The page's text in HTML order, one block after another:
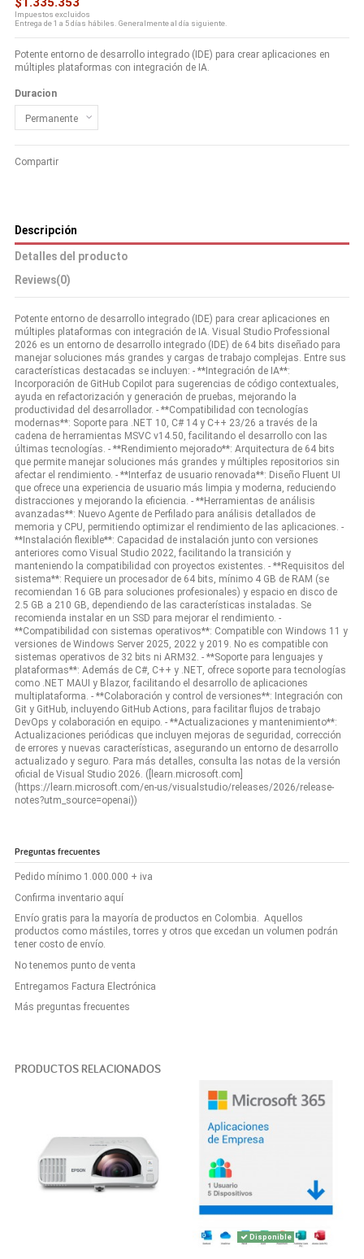
Impuestos excluidos
Entrega de 1 a 5 días hábiles. Generalmente al día siguiente.
Potente entorno de desarrollo integrado (IDE) para crear aplicaciones en
múltiples plataformas con integración de IA.
Duracion
Compartir
Descripción
Detalles del producto
Reviews(0)
Potente entorno de desarrollo integrado (IDE) para crear aplicaciones en
múltiples plataformas con integración de IA. Visual Studio Professional
2026 es un entorno de desarrollo integrado (IDE) de 64 bits diseñado para
manejar soluciones más grandes y cargas de trabajo complejas. Entre sus
características destacadas se incluyen: - **Integración de IA**:
Incorporación de GitHub Copilot para sugerencias de código contextuales,
ayuda en refactorización y generación de pruebas, mejorando la
productividad del desarrollador. - **Compatibilidad con tecnologías
modernas**: Soporte para .NET 10, C# 14 y C++ 23/26 a través de la
cadena de herramientas MSVC v14.50, facilitando el desarrollo con las
últimas tecnologías. - **Rendimiento mejorado**: Arquitectura de 64 bits
que permite manejar soluciones más grandes y múltiples repositorios sin
afectar el rendimiento. - **Interfaz de usuario renovada**: Diseño Fluent UI
que ofrece una experiencia de usuario más limpia y moderna, reduciendo
distracciones y mejorando la eficiencia. - **Herramientas de análisis
avanzadas**: Nuevo Agente de Perfilado para análisis detallados de
memoria y CPU, permitiendo optimizar el rendimiento de las aplicaciones. -
**Instalación flexible**: Capacidad de instalación junto con versiones
anteriores como Visual Studio 2022, facilitando la transición y
manteniendo la compatibilidad con proyectos existentes. - **Requisitos del
sistema**: Requiere un procesador de 64 bits, mínimo 4 GB de RAM (se
recomiendan 16 GB para soluciones profesionales) y espacio en disco de
2.5 GB a 210 GB, dependiendo de las características instaladas. Se
recomienda instalar en un SSD para mejorar el rendimiento. -
**Compatibilidad con sistemas operativos**: Compatible con Windows 11 y
versiones de Windows Server 2025, 2022 y 2019. No es compatible con
sistemas operativos de 32 bits ni ARM32. - **Soporte para lenguajes y
plataformas**: Además de C#, C++ y .NET, ofrece soporte para tecnologías
como .NET MAUI y Blazor, facilitando el desarrollo de aplicaciones
multiplataforma. - **Colaboración y control de versiones**: Integración con
Git y GitHub, incluyendo GitHub Actions, para facilitar flujos de trabajo
DevOps y colaboración en equipo. - **Actualizaciones y mantenimiento**:
Actualizaciones periódicas que incluyen mejoras de seguridad, corrección
de errores y nuevas características, asegurando un entorno de desarrollo
actualizado y seguro. Para más detalles, consulta las notas de la versión
oficial de Visual Studio 2026. ([learn.microsoft.com]
(https://learn.microsoft.com/en-us/visualstudio/releases/2026/release-
notes?utm_source=openai))
Preguntas frecuentes
Pedido mínimo 1.000.000 + iva
Confirma inventario aquí
Envío gratis para la mayoría de productos en Colombia. Aquellos
productos como mástiles, torres y otros que excedan un volumen podrán
tener costo de envío.
No tenemos punto de venta
Entregamos Factura Electrónica
Más preguntas frecuentes
PRODUCTOS RELACIONADOS
Disponible